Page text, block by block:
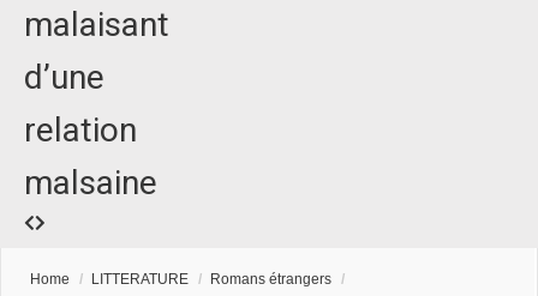
malaisant
d’une
relation
malsaine
Home / LITTERATURE / Romans étrangers /